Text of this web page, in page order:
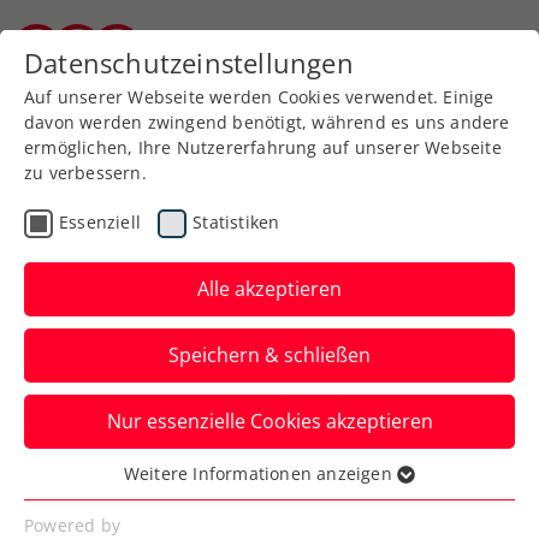
Zurück zur Newsübersicht
Turniere
Wimbledon:
Ofner/Weissborn müssen
trotz Führung aufgeben
Das ÖTV-Doppel scheidet damit beim
Grand-Slam-Turnier in London in der
zweiten Runde aus.
Verfasst von: Manuel Wachta, 07.07.2024
Datenschutzeinstellungen
Auf unserer Webseite werden Cookies verwendet. Einige
davon werden zwingend benötigt, während es uns andere
ermöglichen, Ihre Nutzererfahrung auf unserer Webseite
zu verbessern.
Essenziell Statistiken
Alle akzeptieren
Speichern & schließen
Nur essenzielle Cookies akzeptieren
Essenziell
Essenzielle Cookies werden für grundlegende
Weitere Informationen anzeigen
Powered by